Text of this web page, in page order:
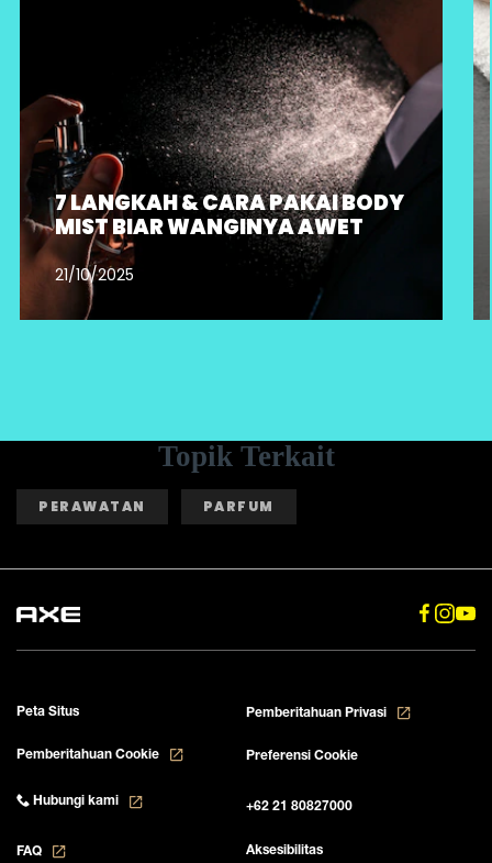
7 LANGKAH & CARA PAKAI BODY
MIST BIAR WANGINYA AWET
21/10/2025
Topik Terkait
PERAWATAN PARFUM
Peta Situs Pemberitahuan Privasi
Pemberitahuan Cookie Preferensi Cookie
Hubungi kami +62 21 80827000
FAQ Aksesibilitas